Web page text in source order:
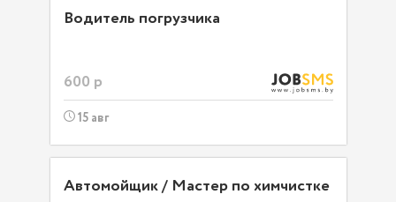
Водитель погрузчика
600 р
15 авг
Автомойщик / Мастер по химчистке